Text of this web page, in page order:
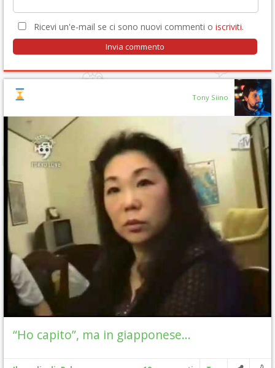
Ricevi un'e-mail se ci sono nuovi commenti o iscriviti.
Tony Siino
“Ho capito”, ma in giapponese…